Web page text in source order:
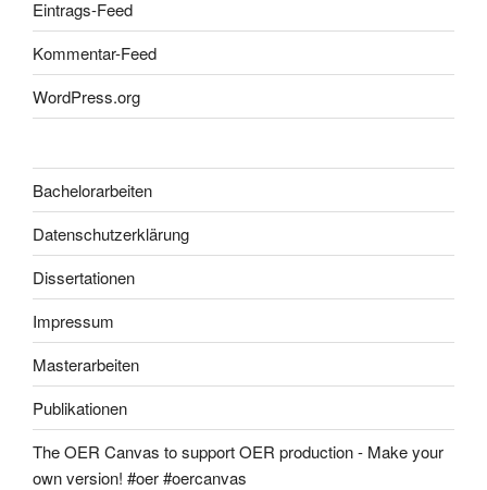
Eintrags-Feed
Kommentar-Feed
WordPress.org
Bachelorarbeiten
Datenschutzerklärung
Dissertationen
Impressum
Masterarbeiten
Publikationen
The OER Canvas to support OER production - Make your
own version! #oer #oercanvas